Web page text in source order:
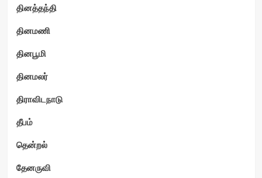
தினத்தந்தி
தினமணி
தினபூமி
தினமலர்
திராவிடநாடு
தீபம்
தென்றல்
தேனருவி